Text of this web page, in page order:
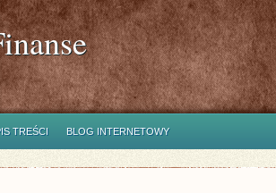
TREŚCI BLOG INTERNETOWY